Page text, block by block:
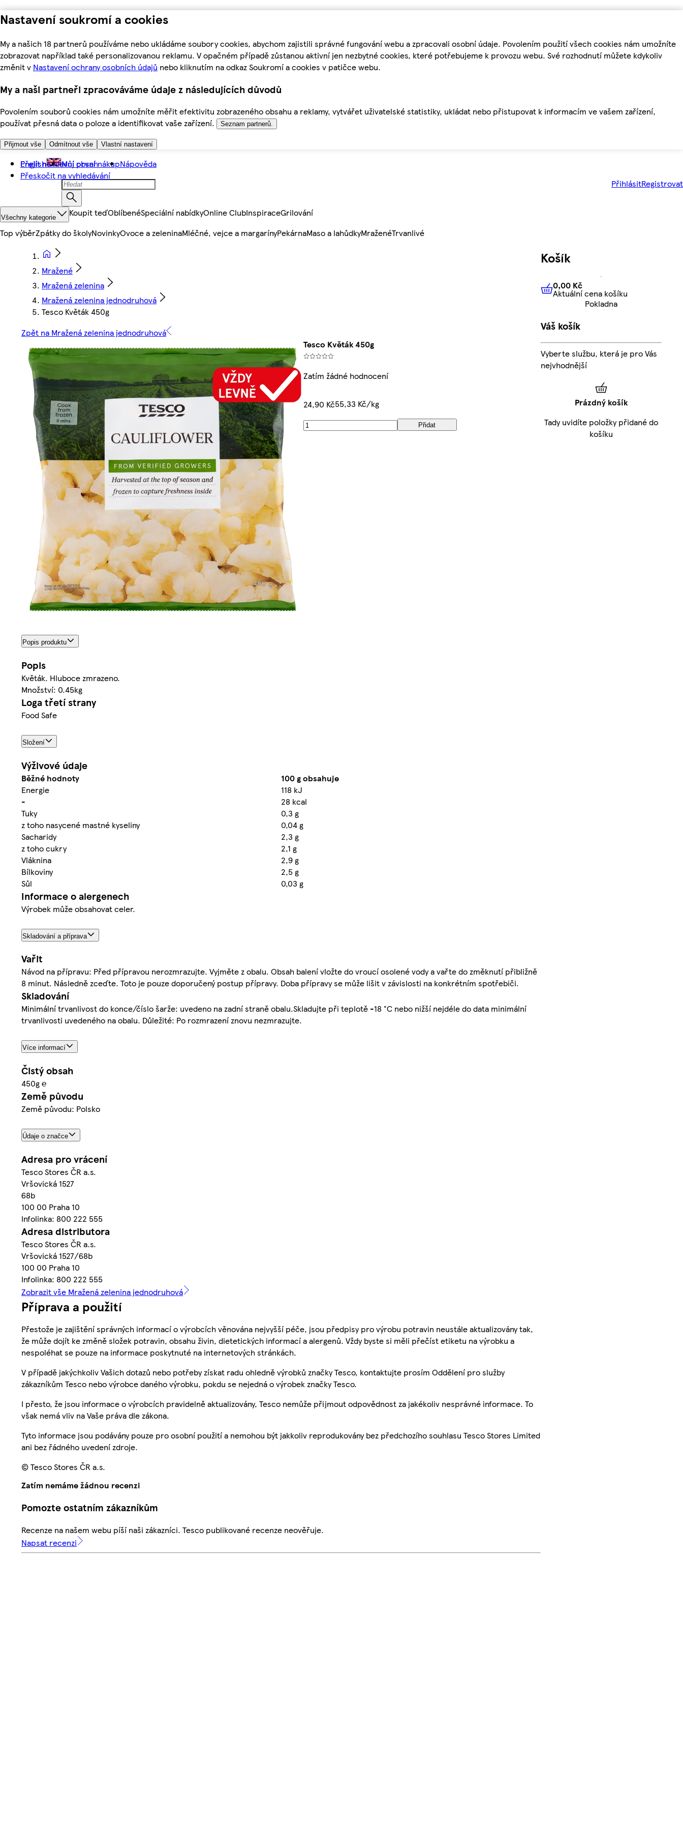
Nastavení soukromí a cookies
My a našich 18 partnerů používáme nebo ukládáme soubory cookies, abychom zajistili správné fungování webu a zpracovali osobní údaje. Povolením použití všech cookies nám umožníte
zobrazovat například také personalizovanou reklamu. V opačném případě zůstanou aktivní jen nezbytné cookies, které potřebujeme k provozu webu. Své rozhodnutí můžete kdykoliv
změnit v Nastavení ochrany osobních údajů nebo kliknutím na odkaz Soukromí a cookies v patičce webu.
My a naši partneři zpracováváme údaje z následujících důvodů
Povolením souborů cookies nám umožníte měřit efektivitu zobrazeného obsahu a reklamy, vytvářet uživatelské statistiky, ukládat nebo přistupovat k informacím ve vašem zařízení,
používat přesná data o poloze a identifikovat vaše zařízení.
Seznam partnerů.
Přijmout vše Odmítnout vše Vlastní nastavení
Přejít na hlavní obsah
Přeskočit na vyhledávání
English Můj první nákupNápověda
PřihlásitRegistrovat
Všechny kategorie Koupit teďOblíbenéSpeciální nabídkyOnline ClubInspiraceGrilování
Top výběrZpátky do školyNovinkyOvoce a zeleninaMléčné, vejce a margarínyPekárnaMaso a lahůdkyMraženéTrvanlivé
Mražené
Mražená zelenina
Mražená zelenina jednodruhová
Tesco Květák 450g
Zpět na Mražená zelenina jednodruhová
Tesco Květák 450g
Zatím žádné hodnocení
24,90 Kč55,33 Kč/kg
Přidat
Popis produktu
Popis
Květák. Hluboce zmrazeno.
Množství: 0.45kg
Loga třetí strany
Food Safe
Složení
Výživové údaje
Běžné hodnoty
100 g obsahuje
Energie
118 kJ
-
28 kcal
Tuky
0,3 g
z toho nasycené mastné kyseliny
0,04 g
Sacharidy
2,3 g
z toho cukry
2,1 g
Vláknina
2,9 g
Bílkoviny
2,5 g
Sůl
0,03 g
Informace o alergenech
Výrobek může obsahovat celer.
Skladování a příprava
Vařit
Návod na přípravu: Před přípravou nerozmrazujte. Vyjměte z obalu. Obsah balení vložte do vroucí osolené vody a vařte do změknutí přibližně
8 minut. Následně zceďte. Toto je pouze doporučený postup přípravy. Doba přípravy se může lišit v závislosti na konkrétním spotřebiči.
Skladování
Minimální trvanlivost do konce/číslo šarže: uvedeno na zadní straně obalu.Skladujte při teplotě -18 °C nebo nižší nejdéle do data minimální
trvanlivosti uvedeného na obalu. Důležité: Po rozmrazení znovu nezmrazujte.
Více informací
Čistý obsah
450g ℮
Země původu
Země původu: Polsko
Údaje o značce
Adresa pro vrácení
Tesco Stores ČR a.s.
Vršovická 1527
68b
100 00 Praha 10
Infolinka: 800 222 555
Adresa distributora
Tesco Stores ČR a.s.
Vršovická 1527/68b
100 00 Praha 10
Infolinka: 800 222 555
Zobrazit vše Mražená zelenina jednodruhová
Příprava a použití
Přestože je zajištění správných informací o výrobcích věnována nejvyšší péče, jsou předpisy pro výrobu potravin neustále aktualizovány tak,
že může dojít ke změně složek potravin, obsahu živin, dietetických informací a alergenů. Vždy byste si měli přečíst etiketu na výrobku a
nespoléhat se pouze na informace poskytnuté na internetových stránkách.
V případě jakýchkoliv Vašich dotazů nebo potřeby získat radu ohledně výrobků značky Tesco, kontaktujte prosím Oddělení pro služby
zákazníkům Tesco nebo výrobce daného výrobku, pokdu se nejedná o výrobek značky Tesco.
I přesto, že jsou informace o výrobcích pravidelně aktualizovány, Tesco nemůže přijmout odpovědnost za jakékoliv nesprávné informace. To
však nemá vliv na Vaše práva dle zákona.
Tyto informace jsou podávány pouze pro osobní použití a nemohou být jakkoliv reprodukovány bez předchozího souhlasu Tesco Stores Limited
ani bez řádného uvedení zdroje.
© Tesco Stores ČR a.s.
Zatím nemáme žádnou recenzi
Pomozte ostatním zákazníkům
Recenze na našem webu píší naši zákazníci. Tesco publikované recenze neověřuje.
Napsat recenzi
Košík
0,00 KčAktuální cena košíku
0,00 Kč
Aktuální cena košíku
Pokladna
Váš košík
Vyberte službu, která je pro Vás
nejvhodnější
Prázdný košík
Tady uvidíte položky přidané do
košíku